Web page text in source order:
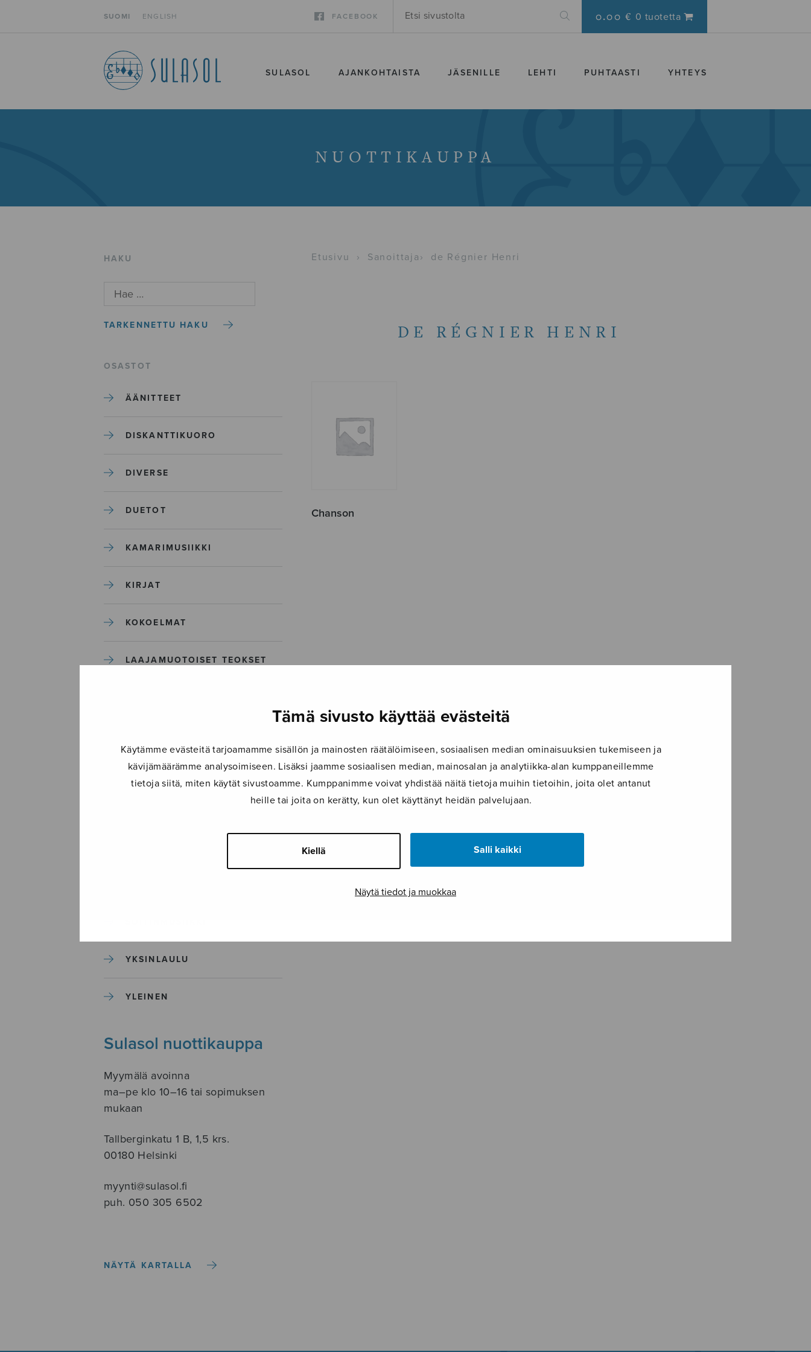
Tämä sivusto käyttää evästeitä
Käytämme evästeitä tarjoamamme sisällön ja mainosten räätälöimiseen, sosiaalisen median ominaisuuksien tukemiseen ja
kävijämäärämme analysoimiseen. Lisäksi jaamme sosiaalisen median, mainosalan ja analytiikka-alan kumppaneillemme
tietoja siitä, miten käytät sivustoamme. Kumppanimme voivat yhdistää näitä tietoja muihin tietoihin, joita olet antanut
heille tai joita on kerätty, kun olet käyttänyt heidän palvelujaan.
Kiellä Salli kaikki
Näytä tiedot ja muokkaa
SUOMI ENGLISH FACEBOOK 0.00 € 0 tuotetta
SULASOL AJANKOHTAISTA JÄSENILLE LEHTI PUHTAASTI YHTEYS
NUOTTIKAUPPA
HAKU
TARKENNETTU HAKU
OSASTOT
ÄÄNITTEET
DISKANTTIKUORO
DIVERSE
DUETOT
KAMARIMUSIIKKI
KIRJAT
KOKOELMAT
LAAJAMUOTOISET TEOKSET
MUUT
YKSINLAULU
YLEINEN
Sulasol nuottikauppa
Myymälä avoinna
ma–pe klo 10–16 tai sopimuksen
mukaan
Tallberginkatu 1 B, 1,5 krs.
00180 Helsinki
myynti@sulasol.fi
puh. 050 305 6502
NÄYTÄ KARTALLA
Etusivu › Sanoittaja › de Régnier Henri
DE RÉGNIER HENRI
Chanson